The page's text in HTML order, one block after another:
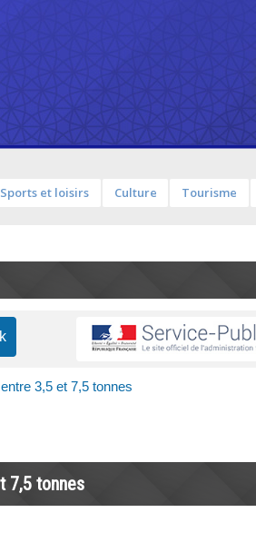
Sports et loisirs Culture Tourisme
3,5 et 7,5 tonnes
7,5 tonnes